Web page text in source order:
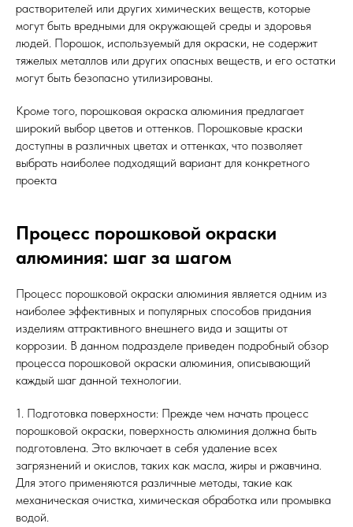
растворителей или других химических веществ, которые
могут быть вредными для окружающей среды и здоровья
людей. Порошок, используемый для окраски, не содержит
тяжелых металлов или других опасных веществ, и его остатки
могут быть безопасно утилизированы.
Кроме того, порошковая окраска алюминия предлагает
широкий выбор цветов и оттенков. Порошковые краски
доступны в различных цветах и оттенках, что позволяет
выбрать наиболее подходящий вариант для конкретного
проекта
Процесс порошковой окраски
алюминия: шаг за шагом
Процесс порошковой окраски алюминия является одним из
наиболее эффективных и популярных способов придания
изделиям аттрактивного внешнего вида и защиты от
коррозии. В данном подразделе приведен подробный обзор
процесса порошковой окраски алюминия, описывающий
каждый шаг данной технологии.
1. Подготовка поверхности: Прежде чем начать процесс
порошковой окраски, поверхность алюминия должна быть
подготовлена. Это включает в себя удаление всех
загрязнений и окислов, таких как масла, жиры и ржавчина.
Для этого применяются различные методы, такие как
механическая очистка, химическая обработка или промывка
водой.